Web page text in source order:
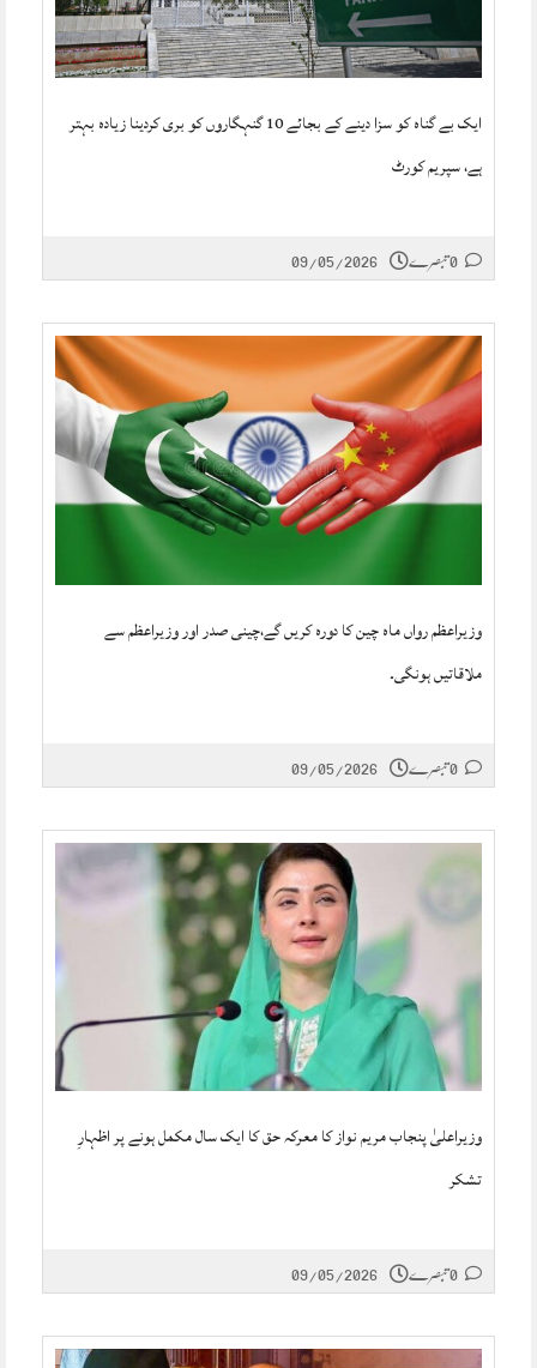
ایک بے گناہ کو سزا دینے کے بجائے 10 گنہگاروں کو بری کردینا زیادہ بہتر
ہے، سپریم کورٹ
09/05/2026
وزیراعظم رواں ماہ چین کا دورہ کریں گے،چینی صدر اور وزیراعظم سے
ملاقاتیں ہونگی۔
09/05/2026
وزیراعلیٰ پنجاب مریم نواز کا معرکہ حق کا ایک سال مکمل ہونے پر اظہارِ
تشکر
09/05/2026